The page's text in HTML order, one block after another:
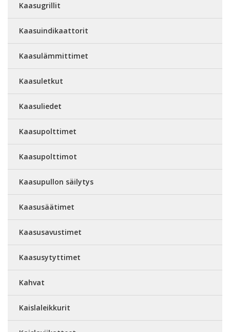
Kaasugrillit
Kaasuindikaattorit
Kaasulämmittimet
Kaasuletkut
Kaasuliedet
Kaasupolttimet
Kaasupolttimot
Kaasupullon säilytys
Kaasusäätimet
Kaasusavustimet
Kaasusytyttimet
Kahvat
Kaislaleikkurit